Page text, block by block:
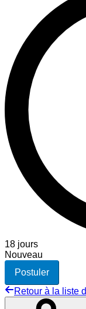
18 jours
Nouveau
Postuler
Retour à la liste